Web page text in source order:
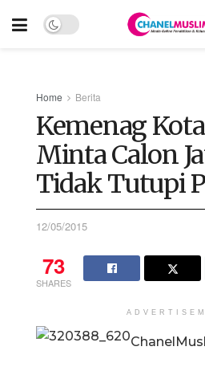
Home Berita
Kemenag
Minta Calon
Tidak Tutupi
12/05/2015
73
SHARES